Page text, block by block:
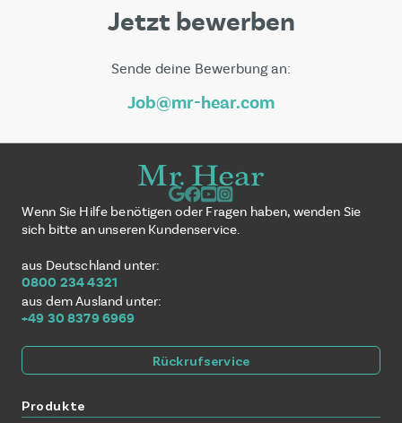
Jetzt bewerben
Sende deine Bewerbung an:
Job@mr-hear.com
Wenn Sie Hilfe benötigen oder Fragen haben, wenden Sie
sich bitte an unseren Kundenservice.
aus Deutschland unter:
0800 234 4321
aus dem Ausland unter:
+49 30 8379 6969
Rückrufservice
Produkte